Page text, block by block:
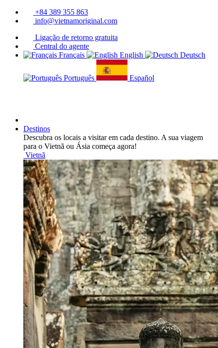
+84 389 355 863
info@vietnamoriginal.com
Ligação de retorno gratuita
Central do agente
Français
English Deutsch
Português Español
Destinos
Descubra os locais a visitar em cada destino. A sua viagem
para o Vietnã ou Ásia começa agora!
Vietnã